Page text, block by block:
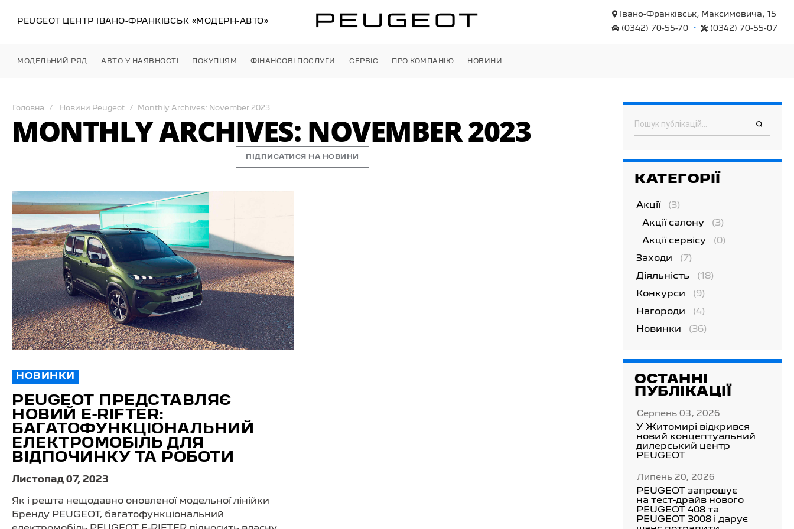
PEUGEOT ЦЕНТР ІВАНО-ФРАНКІВСЬК «МОДЕРН-АВТО»
Івано-Франківськ, Максимовича, 15
(0342) 70-55-70
• (0342) 70-55-07
МОДЕЛЬНИЙ РЯД АВТО У НАЯВНОСТІ ПОКУПЦЯМ ФІНАНСОВІ ПОСЛУГИ СЕРВІС ПРО КОМПАНІЮ НОВИНИ
Головна Новини Peugeot Monthly Archives: November 2023
MONTHLY ARCHIVES: NOVEMBER 2023
ПІДПИСАТИСЯ НА НОВИНИ
НОВИНКИ
PEUGEOT ПРЕДСТАВЛЯЄ
НОВИЙ E-RIFTER:
БАГАТОФУНКЦІОНАЛЬНИЙ
ЕЛЕКТРОМОБІЛЬ ДЛЯ
ВІДПОЧИНКУ ТА РОБОТИ
Листопад 07, 2023
Як і решта нещодавно оновленої модельної лінійки
Бренду PEUGEOT, багатофункціональний
Пошук
КАТЕГОРІЇ
Акції (3)
Акції салону (3)
Акції сервісу (0)
Заходи (7)
Діяльність (18)
Конкурси (9)
Нагороди (4)
Новинки (36)
ОСТАННІ
ПУБЛІКАЦІЇ
Серпень 03, 2026
У Житомирі відкрився
новий концептуальний
дилерський центр
PEUGEOT
Липень 20, 2026
PEUGEOT запрошує
на тест-драйв нового
PEUGEOT 408 та
PEUGEOT 3008 і дарує